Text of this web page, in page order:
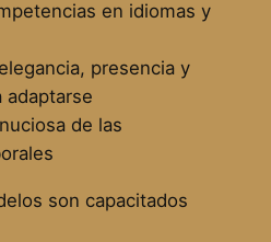
en idiomas y
presencia y
adaptarse
de las
son capacitados